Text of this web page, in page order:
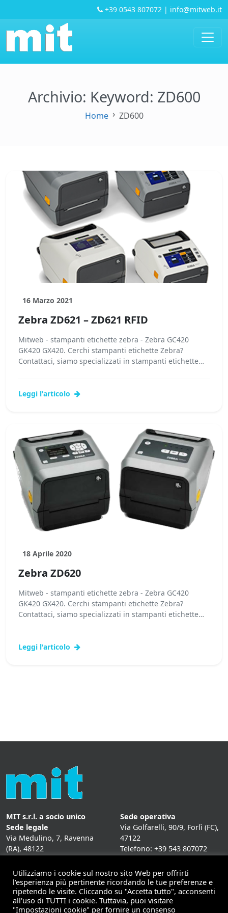
+39 0543 807072 | info@mitweb.it
Archivio: Keyword: ZD600
Home ZD600
16 Marzo 2021
Zebra ZD621 – ZD621 RFID
Mitweb - stampanti etichette zebra - Zebra GC420
GK420 GX420. Cerchi stampanti etichette Zebra?
Contattaci, siamo specializzati in stampanti etichette
Leggi l'articolo
18 Aprile 2020
Zebra ZD620
Mitweb - stampanti etichette zebra - Zebra GC420
GK420 GX420. Cerchi stampanti etichette Zebra?
Contattaci, siamo specializzati in stampanti etichette
Leggi l'articolo
MIT s.r.l. a socio unico
Sede legale
Via Medulino, 7, Ravenna
(RA), 48122
Sede operativa
Via Golfarelli, 90/9, Forlì (FC),
47122
Telefono: +39 543 807072
Mail: info@mitweb.it
INFORMATIVE
Privacy Policy
Cookie Policy
Utilizziamo i cookie sul nostro sito Web per offrirti
l'esperienza più pertinente ricordando le tue preferenze e
ripetendo le visite. Cliccando su "Accetta tutto", acconsenti
all'uso di TUTTI i cookie. Tuttavia, puoi visitare
"Impostazioni cookie" per fornire un consenso